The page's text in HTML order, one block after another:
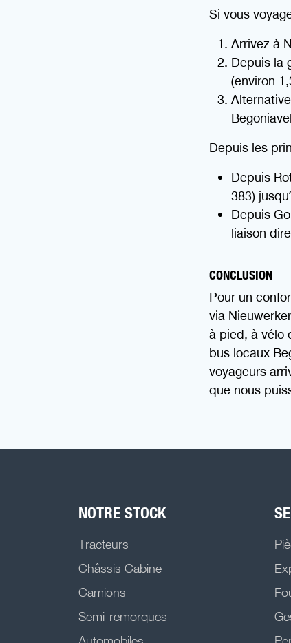
Si vous
Arrivez à
Depuis la
(environ
Depuis les
Depuis
383)
Depuis
liaison
CONCLUSION
Pour un
via
à pied, à vélo
bus locaux
voyageurs
que nous
NOTRE STOCK
Tracteurs
Châssis Cabine
Camions
Semi-remorques